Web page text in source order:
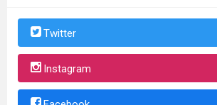
Twitter
Instagram